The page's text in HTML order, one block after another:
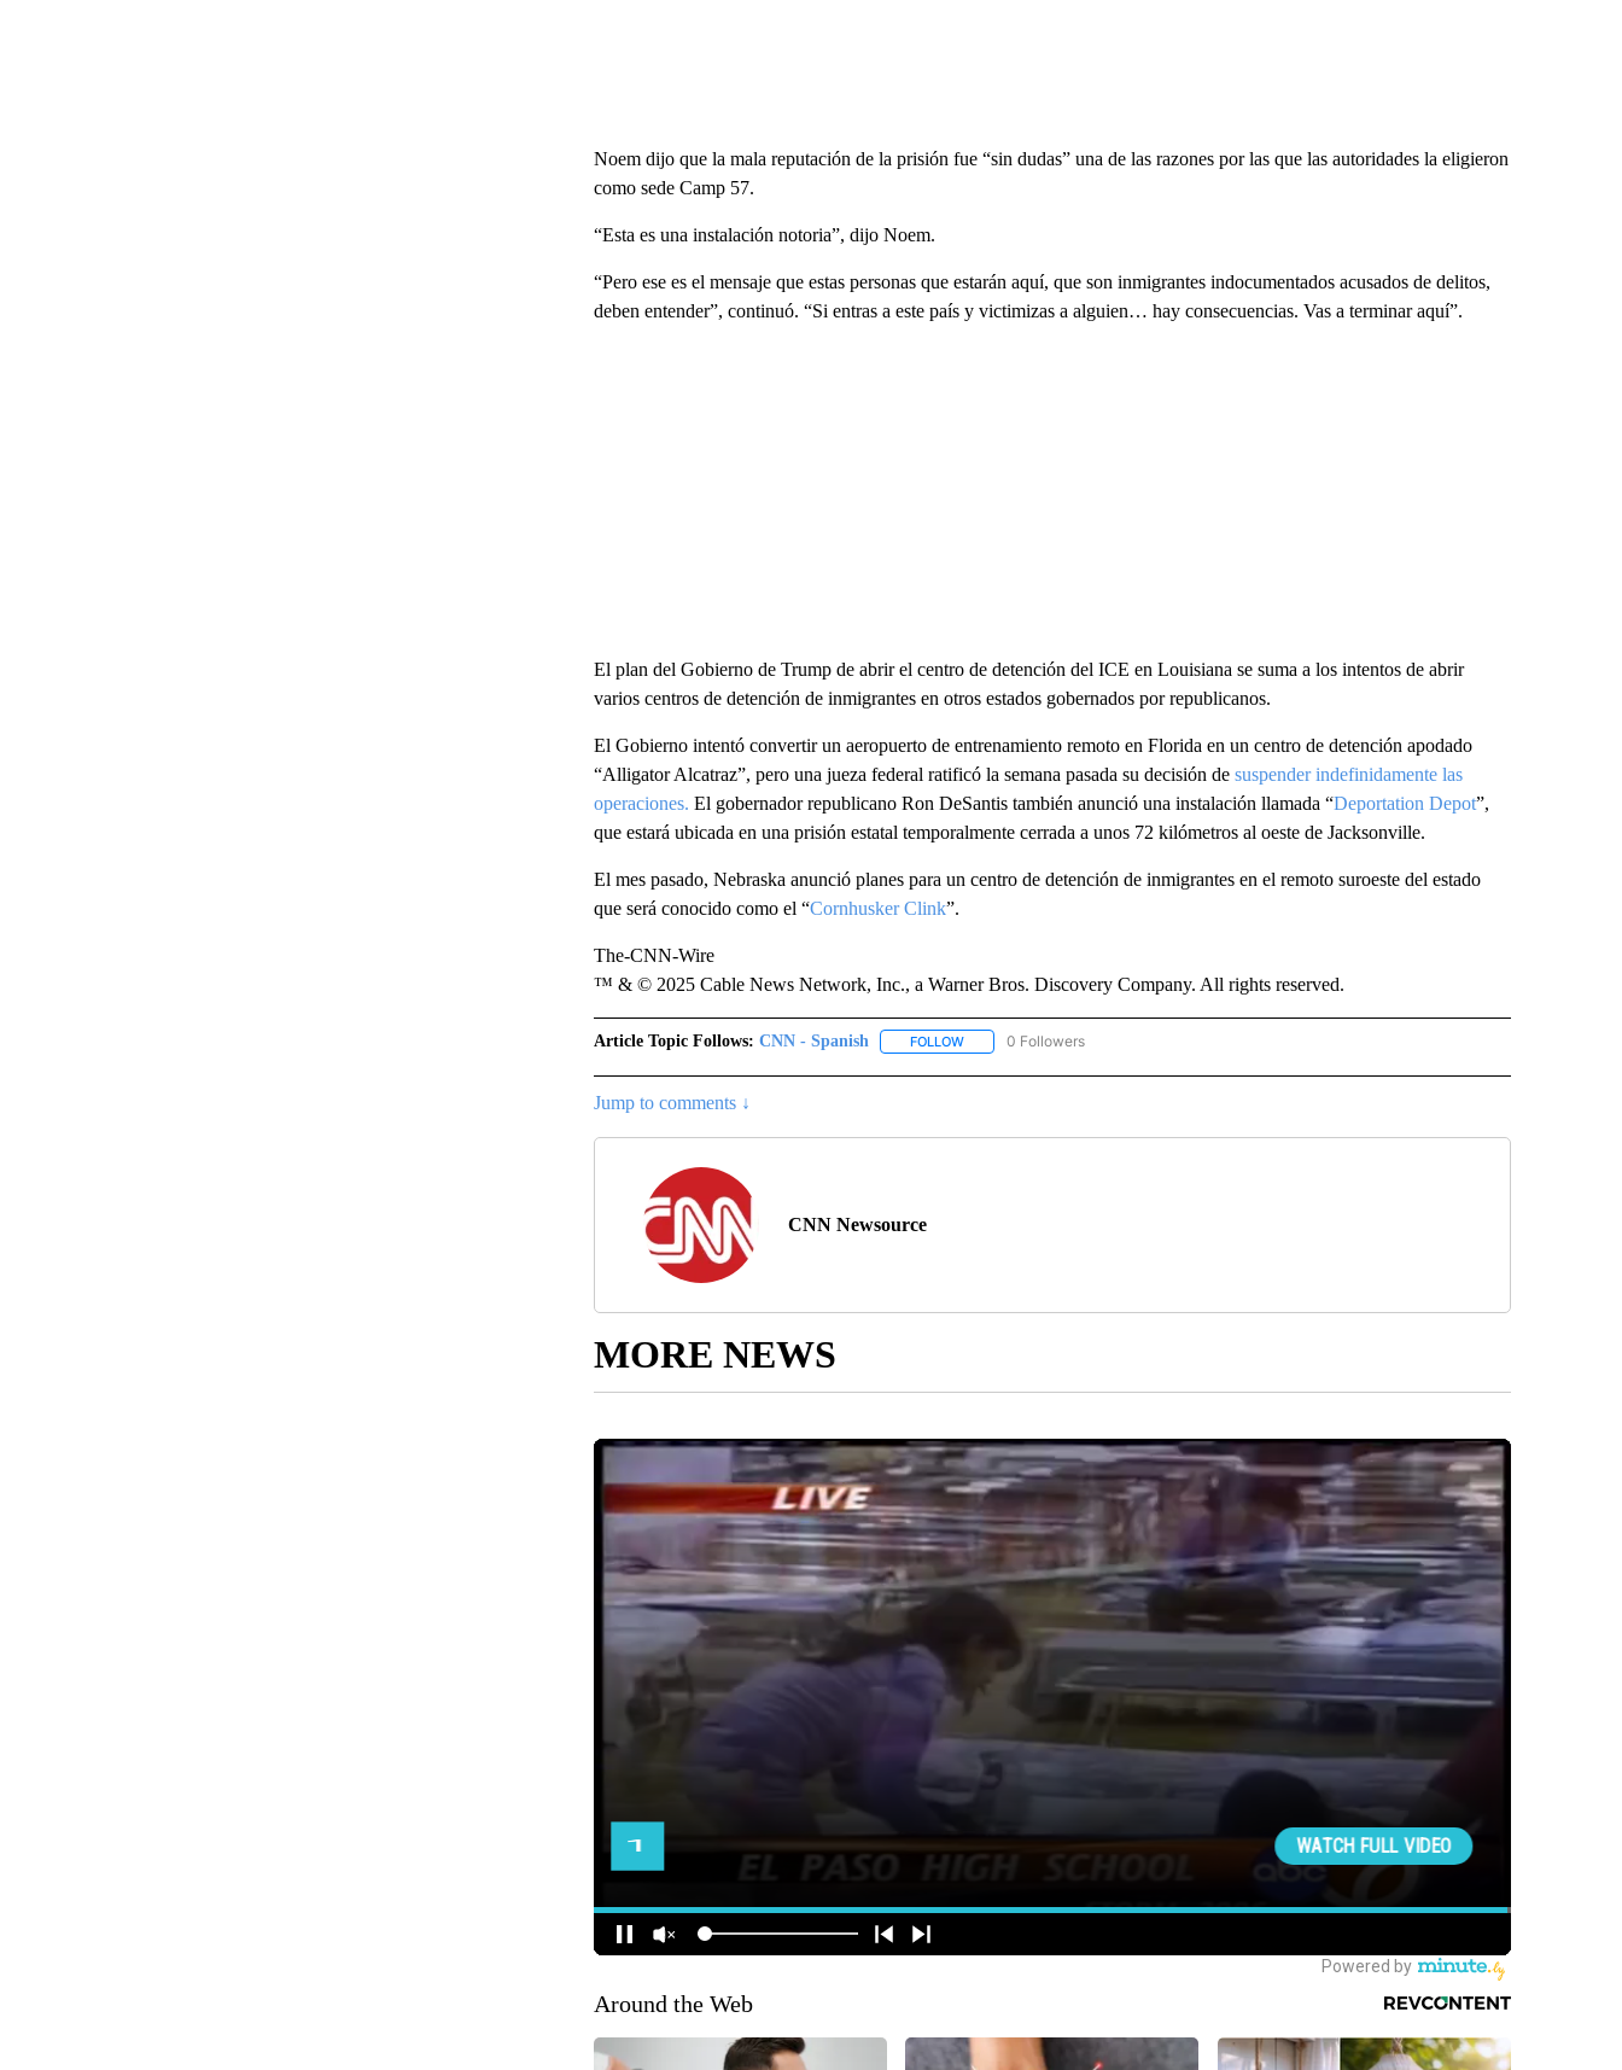
Noem dijo que la mala reputación de la prisión fue “sin dudas” una de las razones por las que las autoridades la eligieron
como sede Camp 57.
“Esta es una instalación notoria”, dijo Noem.
“Pero ese es el mensaje que estas personas que estarán aquí, que son inmigrantes indocumentados acusados de delitos,
deben entender”, continuó. “Si entras a este país y victimizas a alguien… hay consecuencias. Vas a terminar aquí”.
El plan del Gobierno de Trump de abrir el centro de detención del ICE en Louisiana se suma a los intentos de abrir
varios centros de detención de inmigrantes en otros estados gobernados por republicanos.
El Gobierno intentó convertir un aeropuerto de entrenamiento remoto en Florida en un centro de detención apodado
“Alligator Alcatraz”, pero una jueza federal ratificó la semana pasada su decisión de suspender indefinidamente las
operaciones. El gobernador republicano Ron DeSantis también anunció una instalación llamada “Deportation Depot”,
que estará ubicada en una prisión estatal temporalmente cerrada a unos 72 kilómetros al oeste de Jacksonville.
El mes pasado, Nebraska anunció planes para un centro de detención de inmigrantes en el remoto suroeste del estado
que será conocido como el “Cornhusker Clink”.
The-CNN-Wire
™ & © 2025 Cable News Network, Inc., a Warner Bros. Discovery Company. All rights reserved.
Article Topic Follows: CNN - Spanish FOLLOWFOLLOW "CNN - SPANISH" TO RECEIVE NOTIFICATIONS ABOUT NEW PAGES ON "CNN - SPANISH".
0 Followers
Jump to comments ↓
CNN Newsource
MORE NEWS
Around the Web